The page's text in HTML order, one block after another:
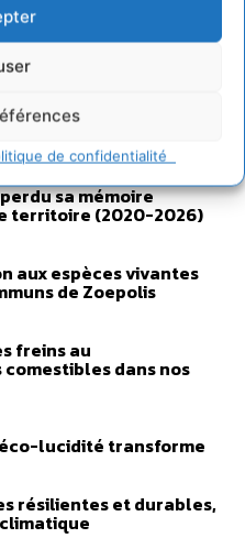
de confidentialité
sa mémoire
territoire (2020-2026)
aux espèces vivantes
de Zoepolis
freins au
dans nos
lucidité transforme
résilientes et durables,